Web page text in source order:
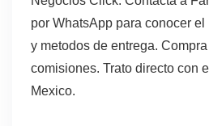
por WhatsApp para conocer
y metodos de entrega.
comisiones. Trato directo con
Mexico.